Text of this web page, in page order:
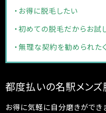
・お得に脱毛したい
・初めての脱毛だからお試
・無理な契約を勧められた
都度払いの名駅メン
お得に気軽に自分磨きができ